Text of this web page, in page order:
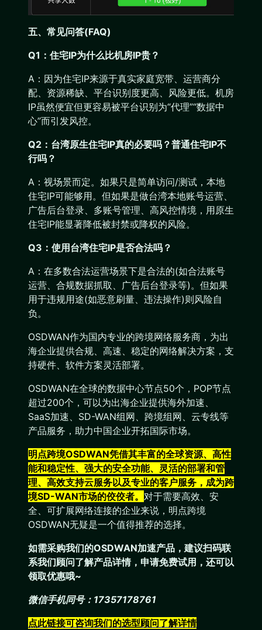
五、常见问答(FAQ)
Q1：住宅IP为什么比机房IP贵？
A：因为住宅IP来源于真实家庭宽带、运营商分
配、资源稀缺、平台识别度更高、风险更低。机房
IP虽然便宜但更容易被平台识别为“代理”“数据中
心”而引发风控。
Q2：台湾原生住宅IP真的必要吗？普通住宅IP不
行吗？
A：视场景而定。如果只是简单访问/测试，本地
住宅IP可能够用。但如果是做台湾本地账号运营、
广告后台登录、多账号管理、高风控情境，用原生
住宅IP能显著降低被封禁或降权的风险。
Q3：使用台湾住宅IP是否合法吗？
A：在多数合法运营场景下是合法的(如合法账号
运营、合规数据抓取、广告后台登录等)。但如果
用于违规用途(如恶意刷量、违法操作)则风险自
负。
OSDWAN作为国内专业的跨境网络服务商，为出
海企业提供合规、高速、稳定的网络解决方案，支
持硬件、软件方案灵活部署。
OSDWAN在全球的数据中心节点50个，POP节点
超过200个，可以为出海企业提供海外加速、
SaaS加速、SD-WAN组网、跨境组网、云专线等
产品服务，助力中国企业开拓国际市场。
明点跨境OSDWAN凭借其丰富的全球资源、高性
能和稳定性、强大的安全功能、灵活的部署和管
理、高效支持云服务以及专业的客户服务，成为跨
境SD-WAN市场的佼佼者。 对于需要高效、安
全、可扩展网络连接的企业来说，明点跨境
OSDWAN无疑是一个值得推荐的选择。
如需采购我们的OSDWAN加速产品，建议扫码联
系我们顾问了解产品详情，申请免费试用，还可以
领取优惠哦~
微信手机同号：17357178761
点此链接可咨询我们的选型顾问了解详情